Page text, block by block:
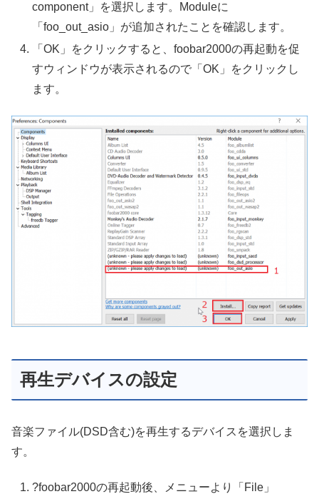
component」を選択します。Moduleに
「foo_out_asio」が追加されたことを確認します。
「OK」をクリックすると、foobar2000の再起動を促
すウィンドウが表示されるので「OK」をクリックし
ます。
再生デバイスの設定
音楽ファイル(DSD含む)を再生するデバイスを選択しま
す。
?foobar2000の再起動後、メニューより「File」